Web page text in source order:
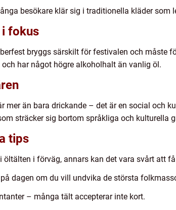
besökare klär sig i traditionella kläder som
i fokus
bryggs särskilt för festivalen och måste
och har något högre alkoholhalt än vanlig öl.
mer än bara drickande – det är en social och
sträcker sig bortom språkliga och kulturella
tips
öltälten i förväg, annars kan det vara svårt att
dagen om du vill undvika de största
– många tält accepterar inte kort.